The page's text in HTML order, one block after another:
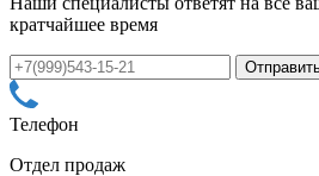
кратчайшее время
Телефон
Отдел продаж